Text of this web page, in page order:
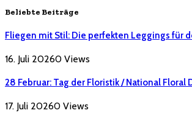
Beliebte Beiträge
Fliegen mit Stil: Die perfekten Leggings für
16. Juli 20260 Views
28 Februar: Tag der Floristik / National Floral
17. Juli 20260 Views